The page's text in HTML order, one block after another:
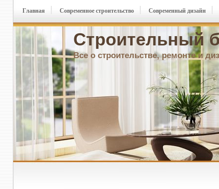
Строительный
Все о строительстве, ремонте и
Главная Современное строительство Современный дизайн